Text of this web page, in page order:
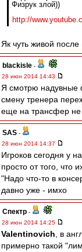
Физрук злой))
http://
Як чуть живой
blackisle -
28 июн 2014 14:43
Я смотрю надувные
смену тренера
еще на трансфер не
SAS -
28 июн 2014 14:37
Игроков сегодня у
просто от того, что
"Надо что-то в
давно уже - имхо
Спектр -
28 июн 2014 14:25
Valentinovich , в
примерно такой